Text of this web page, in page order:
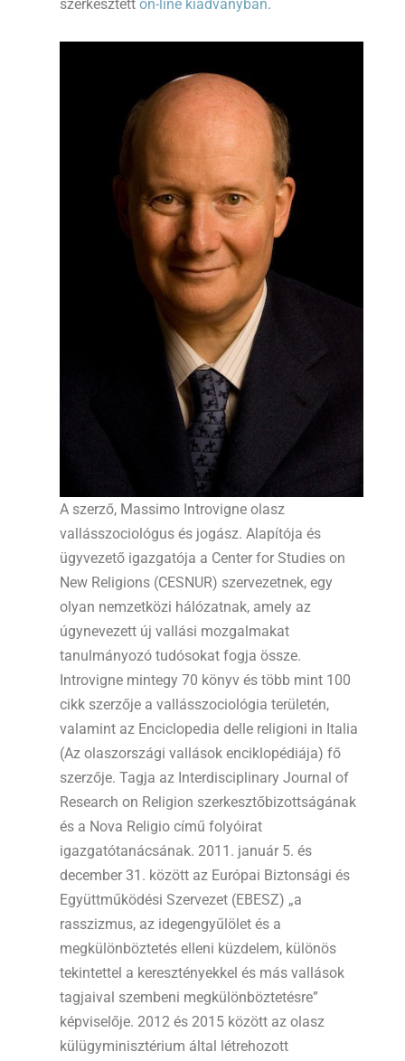
szerkesztett on-line kiadványban.
A szerző, Massimo Introvigne olasz
vallásszociológus és jogász. Alapítója és
ügyvezető igazgatója a Center for Studies on
New Religions (CESNUR) szervezetnek, egy
olyan nemzetközi hálózatnak, amely az
úgynevezett új vallási mozgalmakat
tanulmányozó tudósokat fogja össze.
Introvigne mintegy 70 könyv és több mint 100
cikk szerzője a vallásszociológia területén,
valamint az Enciclopedia delle religioni in Italia
(Az olaszországi vallások enciklopédiája) fő
szerzője. Tagja az Interdisciplinary Journal of
Research on Religion szerkesztőbizottságának
és a Nova Religio című folyóirat
igazgatótanácsának. 2011. január 5. és
december 31. között az Európai Biztonsági és
Együttműködési Szervezet (EBESZ) „a
rasszizmus, az idegengyűlölet és a
megkülönböztetés elleni küzdelem, különös
tekintettel a keresztényekkel és más vallások
tagjaival szembeni megkülönböztetésre”
képviselője. 2012 és 2015 között az olasz
külügyminisztérium által létrehozott